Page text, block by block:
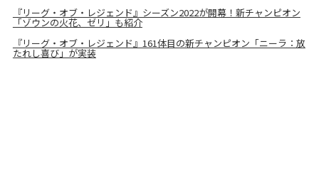
『リーグ・オブ・レジェンド』シーズン2022が開幕！新チャンピオン
「ゾウンの火花、ゼリ」も紹介
『リーグ・オブ・レジェンド』161体目の新チャンピオン「ニーラ：放
たれし喜び」が実装